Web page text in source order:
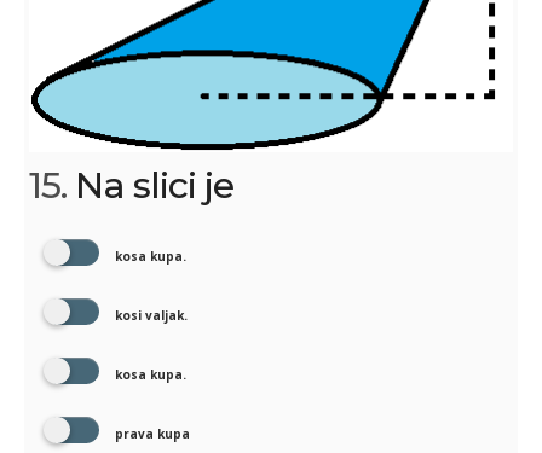
15. Na slici je
kosa kupa.
kosi valjak.
kosa kupa.
prava kupa